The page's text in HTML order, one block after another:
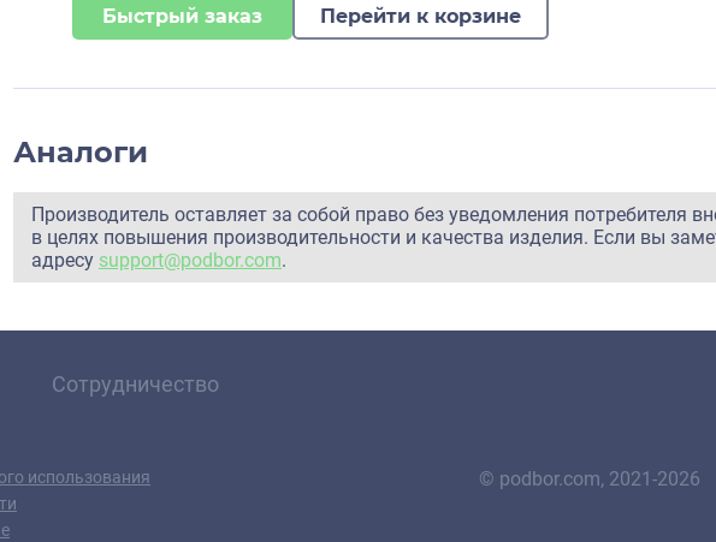
Быстрый заказ Перейти к корзине
Аналоги
Производитель оставляет за собой право без уведомления потребителя
в целях повышения производительности и качества изделия. Если вы
адресу support@podbor.com.
Сотрудничество
использования
© podbor.com, 2021-2026